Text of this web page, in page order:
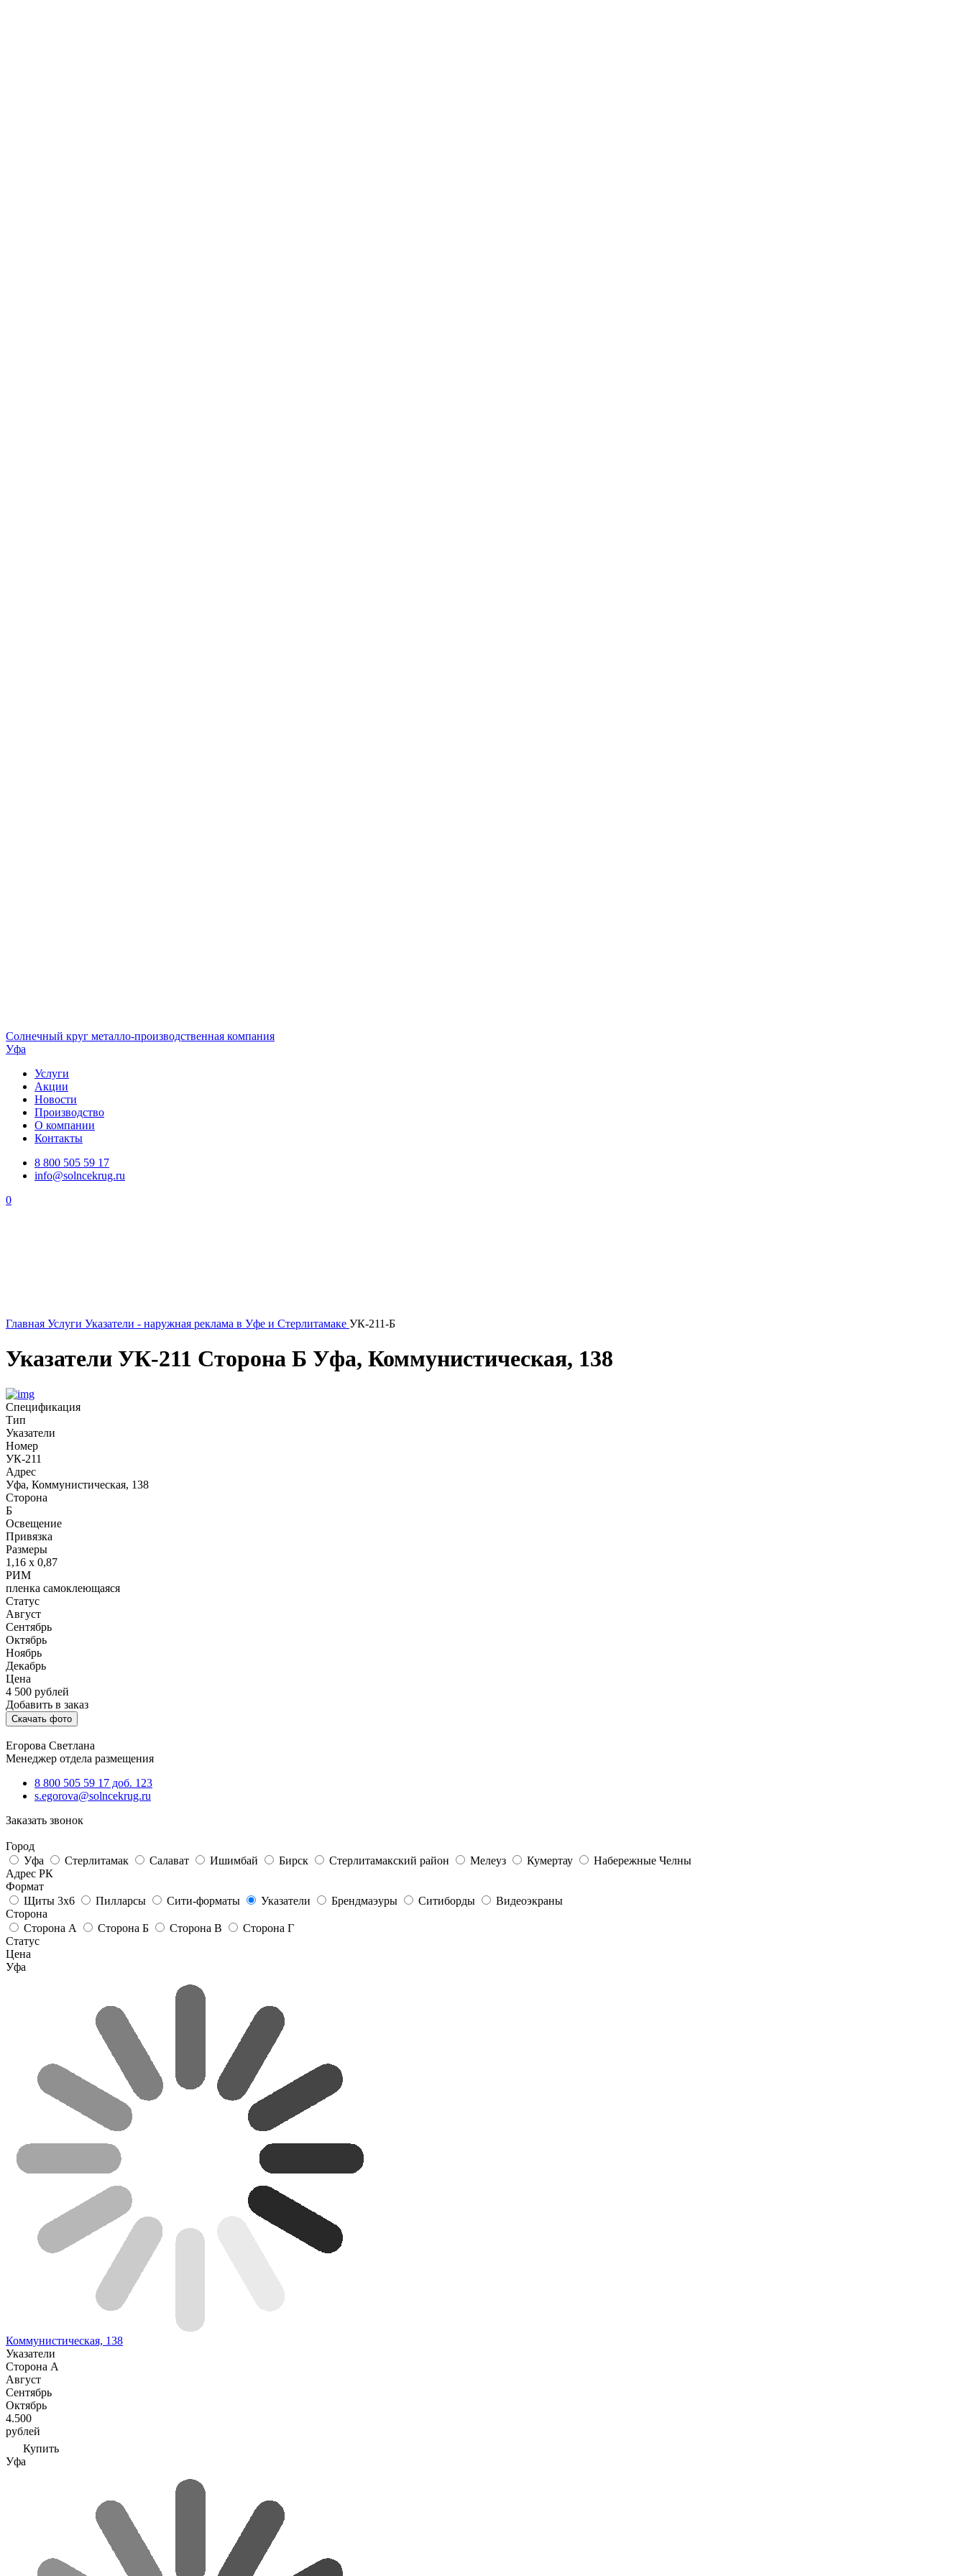
Солнечный круг металло-производственная компания
Уфа
Услуги
Акции
Новости
Производство
О компании
Контакты
8 800 505 59 17
info@solncekrug.ru
0
Главная Услуги Указатели - наружная реклама в Уфе и Стерлитамаке УК-211-Б
Указатели УК-211 Сторона Б Уфа, Коммунистическая, 138
Спецификация
Тип
Указатели
Номер
УК-211
Адрес
Уфа, Коммунистическая, 138
Сторона
Б
Освещение
Привязка
Размеры
1,16 х 0,87
РИМ
пленка самоклеющаяся
Статус
Август
Сентябрь
Октябрь
Ноябрь
Декабрь
Цена
4 500 рублей
Добавить в заказ
Скачать фото
Егорова Светлана
Менеджер отдела размещения
8 800 505 59 17 доб. 123
s.egorova@solncekrug.ru
Заказать звонок
Город
Уфа
Стерлитамак Салават Ишимбай Бирск Стерлитамакский район Мелеуз Кумертау
Набережные Челны
Адрес РК
Формат
Щиты 3х6
Пилларсы Сити-форматы Указатели Брендмаэуры Ситиборды
Видеоэкраны
Сторона
Сторона А
Сторона Б Сторона В
Сторона Г
Статус
Цена
Уфа
Коммунистическая, 138
Указатели
Сторона А
Август
Сентябрь
Октябрь
4.500
рублей
Купить
Уфа